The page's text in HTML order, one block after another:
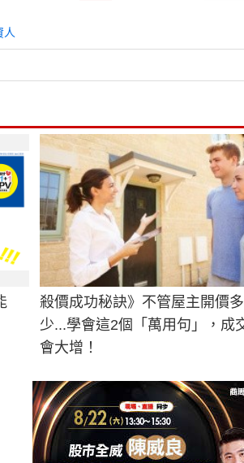
人
殺價成功秘訣》不管屋主開價多
少...學會這2個「萬用句」，成
會大增！